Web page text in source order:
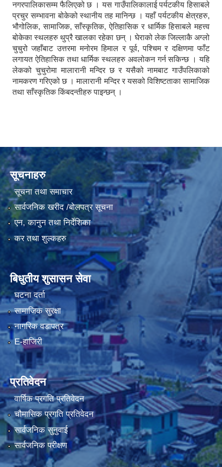
नगरपालिकासम्म फैलिएको छ । यस गाउँपालिकालाई पर्यटकीय हिसाबले
प्रचुर सम्भावना बोकेको स्थानीय तह मानिन्छ । यहाँ पर्यटकीय क्षेत्रहरु,
भौगोलिक, सामाजिक, साँस्कृतिक, ऐतिहासिक र धार्मिक हिसाबले महत्त्व
बोकेका स्थलहरु थुप्रै खालका रहेका छन् । घेराको लेक जिल्लाकै अग्लो
चुचुरो जहाँबाट उत्तरमा मनोरम हिमाल र पूर्व, पश्चिम र दक्षिणमा फाँट
लगायत ऐतिहासिक तथा धार्मिक स्थलहरु अवलोकन गर्न सकिन्छ । यहि
लेकको चुचुरोमा मालारानी मन्दिर छ र यसैको नामबाट गाउँपलिकाको
नामकरण गरिएको छ । मालारानी मन्दिर र यसको विशिष्टताका सामाजिक
तथा साँस्कृतिक किंबदन्तीहरु पाइन्छन् ।
सूचनाहरु
सूचना तथा समाचार
सार्वजनिक खरीद /बोलपत्र सूचना
एन, कानुन तथा निर्देशिका
कर तथा शुल्कहरु
बिधुतीय शुसासन सेवा
घटना दर्ता
सामाजिक सुरक्षा
नागरिक वडापत्र
E-हाजिरी
प्रतिवेदन
वार्षिक प्रगति प्रतिवेदन
चौमासिक प्रगति प्रतिवेदन
सार्वजनिक सुनुवाई
सार्वजनिक परीक्षण